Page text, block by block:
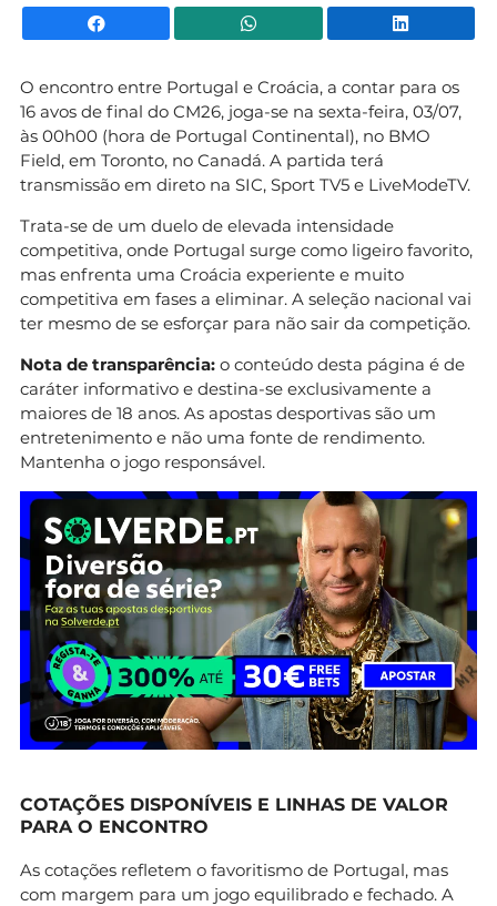
Facebook WhatsApp
O encontro entre Portugal e Croácia, a contar para os
16 avos de final do CM26, joga-se na sexta-feira, 03/07,
às 00h00 (hora de Portugal Continental), no BMO
Field, em Toronto, no Canadá. A partida terá
transmissão em direto na SIC, Sport TV5 e LiveModeTV.
Trata-se de um duelo de elevada intensidade
competitiva, onde Portugal surge como ligeiro favorito,
mas enfrenta uma Croácia experiente e muito
competitiva em fases a eliminar. A seleção nacional vai
ter mesmo de se esforçar para não sair da competição.
Nota de transparência: o conteúdo desta página é de
caráter informativo e destina-se exclusivamente a
maiores de 18 anos. As apostas desportivas são um
entretenimento e não uma fonte de rendimento.
Mantenha o jogo responsável.
COTAÇÕES DISPONÍVEIS E LINHAS DE VALOR
PARA O ENCONTRO
As cotações refletem o favoritismo de Portugal, mas
com margem para um jogo equilibrado e fechado. A